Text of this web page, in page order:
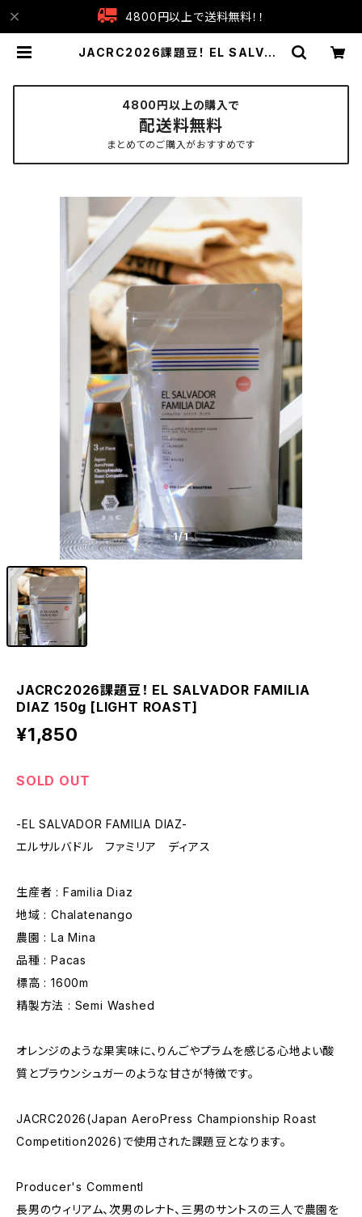
4800円以上で送料無料！！
JACRC2026課題豆！ EL SALVAD
ERS
4800円以上の購入で
配送料無料
まとめてのご購入がおすすめです
1/1
JACRC2026課題豆！ EL SALVADOR FAMILIA
DIAZ 150g [LIGHT ROAST]
¥1,850
SOLD OUT
-EL SALVADOR FAMILIA DIAZ-
エルサルバドル ファミリア ディアス
生産者 : Familia Diaz
地域 : Chalatenango
農園 : La Mina
品種 : Pacas
標高 : 1600m
精製方法 : Semi Washed
オレンジのような果実味に、りんごやプラムを感じる心地よい酸
質とブラウンシュガーのような甘さが特徴です。
JACRC2026(Japan AeroPress Championship Roast
Competition2026)で使用された課題豆となります。
Producer's Commentl
長男のウィリアム、次男のレナト、三男のサントスの三人で農園を